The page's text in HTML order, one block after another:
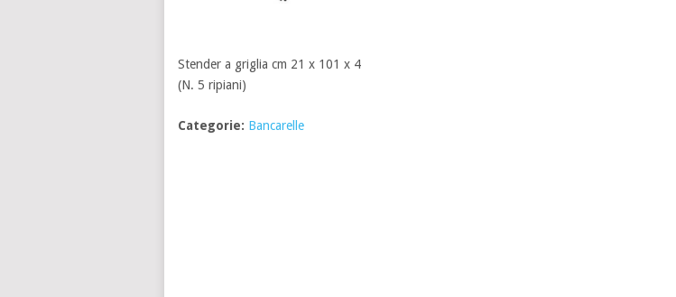
Stender a griglia cm 21 x 101 x 4
(N. 5 ripiani)
Categorie: Bancarelle